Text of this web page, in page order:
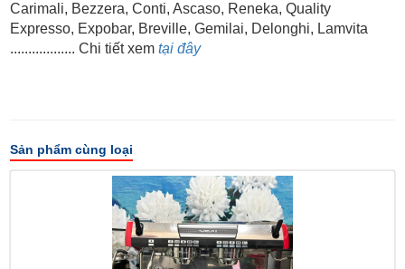
Carimali, Bezzera, Conti, Ascaso, Reneka, Quality
Expresso, Expobar, Breville, Gemilai, Delonghi, Lamvita
.................. Chi tiết xem tại đây
Sản phẩm cùng loại